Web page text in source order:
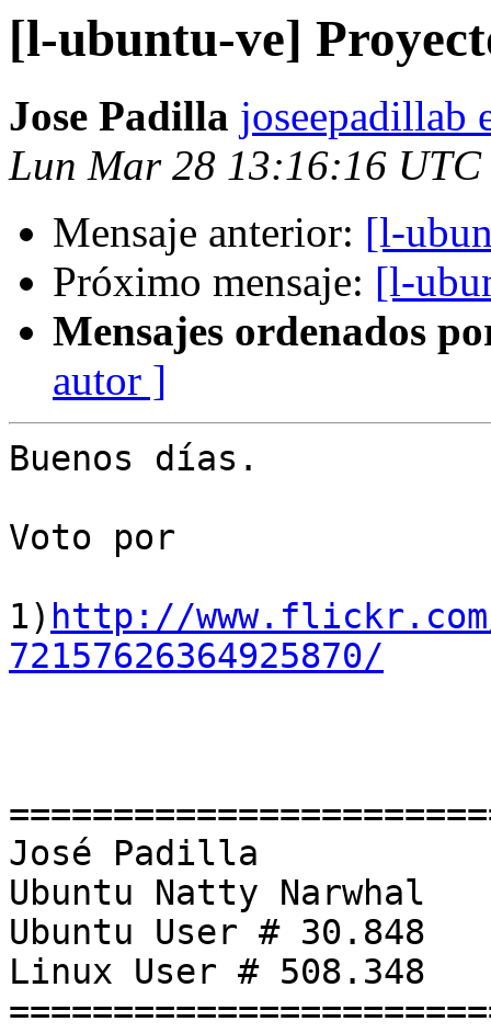
[l-ubuntu-ve]
Jose Padilla joseepadillab
Lun Mar 28 13:16:16 UTC
Mensaje anterior: [l-
Próximo mensaje: [l-
Mensajes ordenados
autor ]
Buenos días.
Voto por
1) http://
72157626364925870/
José Padilla
Ubuntu Natty Narwhal
Ubuntu User # 30.848
Linux User # 508.348